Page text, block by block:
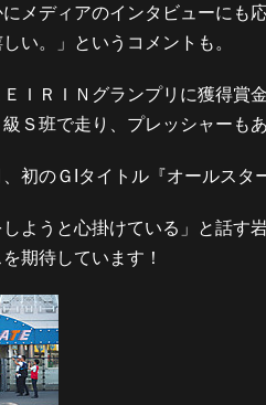
メディアのインタビューにも応
い。」というコメントも。
ＩＲＩＮグランプリに獲得賞
Ｓ班で走り、プレッシャーも
初のＧIタイトル『オールスタ
ようと心掛けている」と話す岩
期待しています！